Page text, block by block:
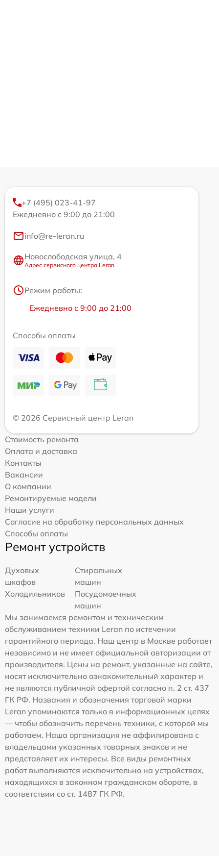
+7 (495) 023-41-97
Ежедневно с 9:00 до 21:00
info@re-leran.ru
Новослободская улица, 4
Адрес сервисного центра Leran
Режим работы:
Ежедневно с 9:00 до 21:00
Способы оплаты
© 2026 Сервисный центр Leran
Стоимость ремонта
Оплата и доставка
Контакты
Вакансии
О компании
Ремонтируемые модели
Наши услуги
Согласие на обработку персональных данных
Способы оплаты
Ремонт устройств
Духовых
шкафов
Стиральных
машин
Холодильников
Посудомоечных
машин
Мы занимаемся ремонтом и техническим
обслуживанием техники Leran по истечении
гарантийного периода. Наш центр в Москве работает
независимо и не имеет официальной авторизации от
производителя. Цены на ремонт, указанные на сайте,
носят исключительно ознакомительный характер и
не являются публичной офертой согласно п. 2 ст. 437
ГК РФ. Названия и обозначения торговой марки
Leran упоминаются только в информационных целях
— чтобы обозначить перечень техники, с которой мы
работаем. Наша организация не аффилирована с
владельцами указанных товарных знаков и не
представляет их интересы. Все виды ремонтных
работ выполняются исключительно на устройствах,
находящихся в законном гражданском обороте, в
соответствии со ст. 1487 ГК РФ.